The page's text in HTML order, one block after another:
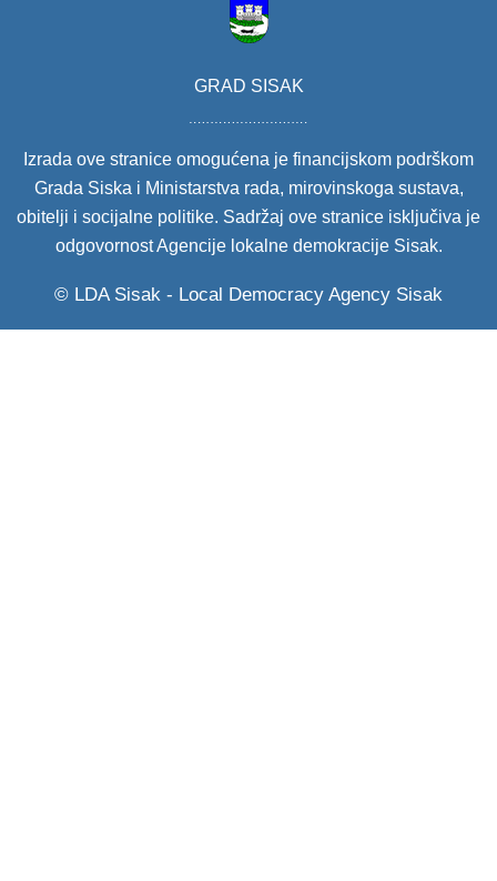
GRAD SISAK
Izrada ove stranice omogućena je financijskom podrškom
Grada Siska i Ministarstva rada, mirovinskoga sustava,
obitelji i socijalne politike. Sadržaj ove stranice isključiva je
odgovornost Agencije lokalne demokracije Sisak.
© LDA Sisak - Local Democracy Agency Sisak